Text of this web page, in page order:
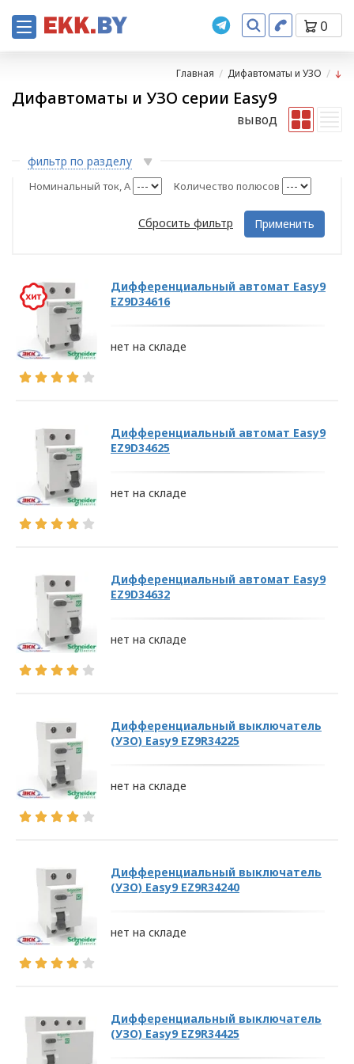
0
Главная Дифавтоматы и УЗО
Дифавтоматы и УЗО серии Easy9
вывод
Номинальный ток, А Количество полюсов
Сбросить фильтр Применить
фильтр по разделу
Дифференциальный автомат Easy9
EZ9D34616
нет на складе
Дифференциальный автомат Easy9
EZ9D34625
нет на складе
Дифференциальный автомат Easy9
EZ9D34632
нет на складе
Дифференциальный выключатель
(УЗО) Easy9 EZ9R34225
нет на складе
Дифференциальный выключатель
(УЗО) Easy9 EZ9R34240
нет на складе
Дифференциальный выключатель
(УЗО) Easy9 EZ9R34425
ПОЛИТИКА
В
отношении
обработки
персональных
данных
Общество с ограниченной
ответственностью
«ОПТИКЭНЕРГОКАБЕЛЬ»
УТВЕРЖДАЮ
В.А. Прокопчук _________​